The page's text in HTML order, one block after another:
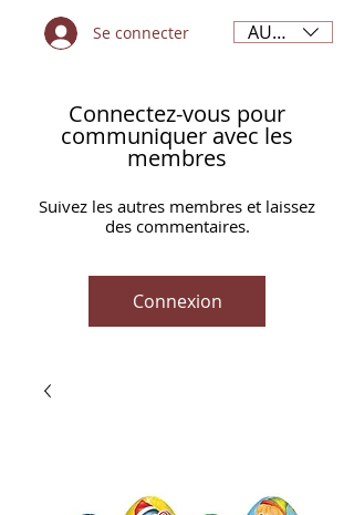
Se connecter AUD (AU$)
Connectez-vous pour
communiquer avec les
membres
Suivez les autres membres et laissez
des commentaires.
Connexion